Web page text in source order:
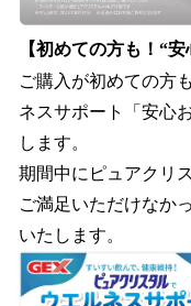
【初めての方も！“
ご購入が初めての方
ネスサポート「安心
します。
期間中にピュアクリ
ご満足いただけなか
いたします。